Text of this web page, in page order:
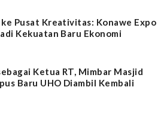
Pusat Kreativitas: Konawe Expo
Kekuatan Baru Ekonomi
Ketua RT, Mimbar Masjid
Baru UHO Diambil Kembali